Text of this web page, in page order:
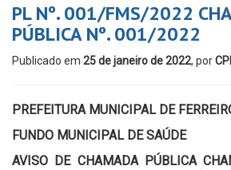
PL Nº. 001/FMS/2022
PÚBLICA Nº. 001/2022
Publicado em 25 de janeiro de 2022, por
PREFEITURA MUNICIPAL DE
FUNDO MUNICIPAL DE SAÚDE
AVISO DE CHAMADA PÚBLICA